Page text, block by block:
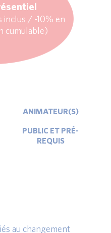
inclus / -10% en
cumulable)
ANIMATEUR(S)
PUBLIC ET PRÉ-
REQUIS
au changement